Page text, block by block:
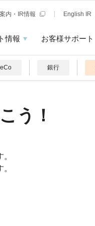
内・IR情報 English IR
情報 お客様サポート
銀行
う！